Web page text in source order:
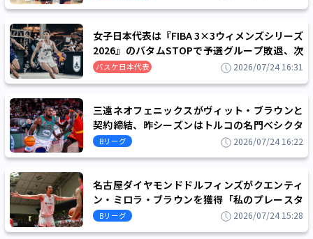
女子日本代表は『FIBA 3×3ウィメンズシリーズ
2026』のバタムSTOPで予選グループ敗退、次
戦の東京開催で巻き返しを図る
バスケ日本代表 2026/07/24 16:31
三遠ネオフェニックスがヴィット・ブラウンと
契約締結、昨シーズンはトルコの名門ベシクタ
シュJKでプレーしたビッグマン
Bリーグ 2026/07/24 16:22
名古屋ダイヤモンドドルフィンズがクエンティ
ン・ミロラ・ブラウンを獲得「私のプレースタ
イルは常にハードにプレーすること」
Bリーグ 2026/07/24 15:28